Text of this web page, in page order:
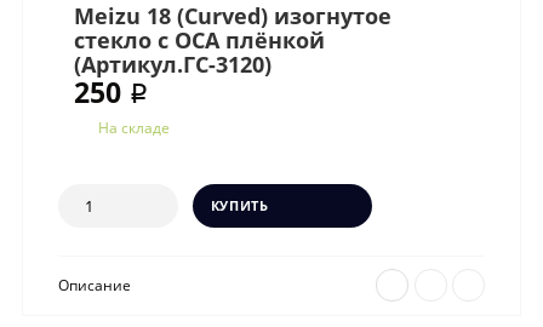
Meizu 18 (Curved) изогнутое
стекло с OCA плёнкой
(Артикул.ГС-3120)
250 ₽
На складе
КУПИТЬ
Описание